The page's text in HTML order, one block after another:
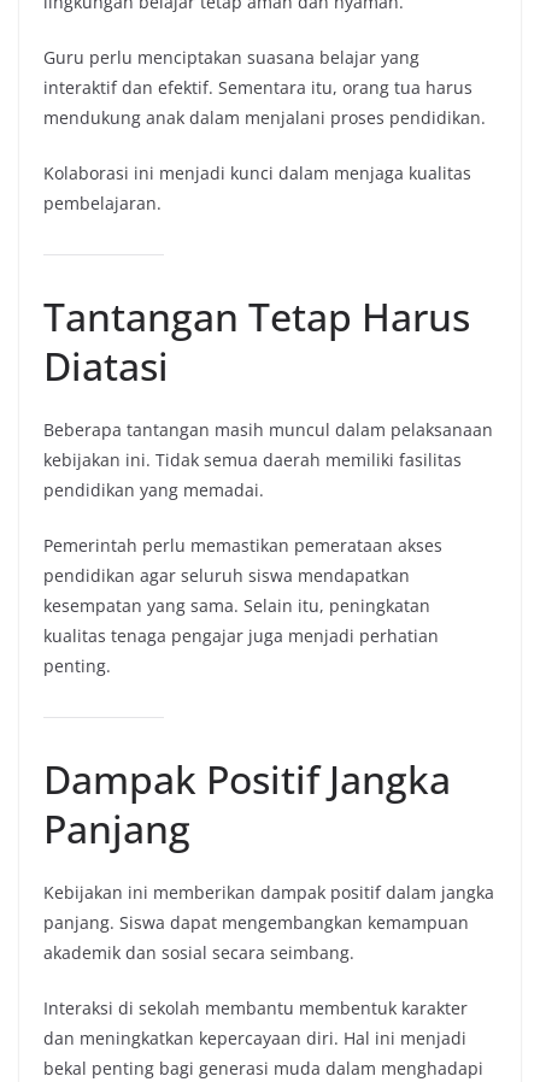
Guru perlu menciptakan suasana belajar yang
interaktif dan efektif. Sementara itu, orang tua harus
mendukung anak dalam menjalani proses pendidikan.
Kolaborasi ini menjadi kunci dalam menjaga kualitas
pembelajaran.
Tantangan Tetap Harus
Diatasi
Beberapa tantangan masih muncul dalam pelaksanaan
kebijakan ini. Tidak semua daerah memiliki fasilitas
pendidikan yang memadai.
Pemerintah perlu memastikan pemerataan akses
pendidikan agar seluruh siswa mendapatkan
kesempatan yang sama. Selain itu, peningkatan
kualitas tenaga pengajar juga menjadi perhatian
penting.
Dampak Positif Jangka
Panjang
Kebijakan ini memberikan dampak positif dalam jangka
panjang. Siswa dapat mengembangkan kemampuan
akademik dan sosial secara seimbang.
Interaksi di sekolah membantu membentuk karakter
dan meningkatkan kepercayaan diri. Hal ini menjadi
bekal penting bagi generasi muda dalam menghadapi